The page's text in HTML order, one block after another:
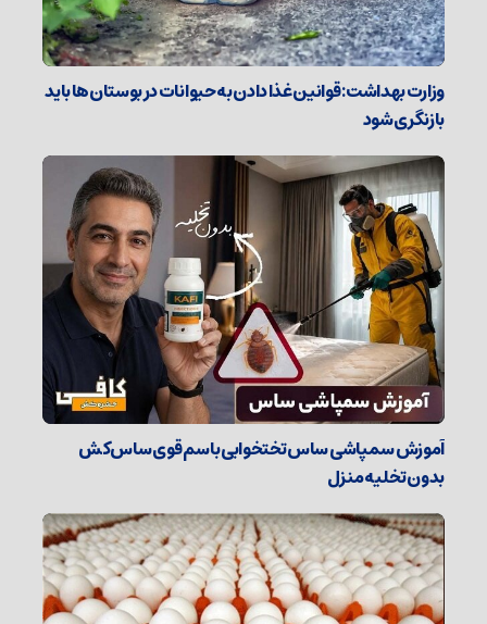
وزارت بهداشت: قوانین غذا دادن به حیوانات در بوستان‌ها باید
بازنگری شود
آموزش سمپاشی ساس تختخوابی با سم قوی ساس‌کش
بدون تخلیه منزل